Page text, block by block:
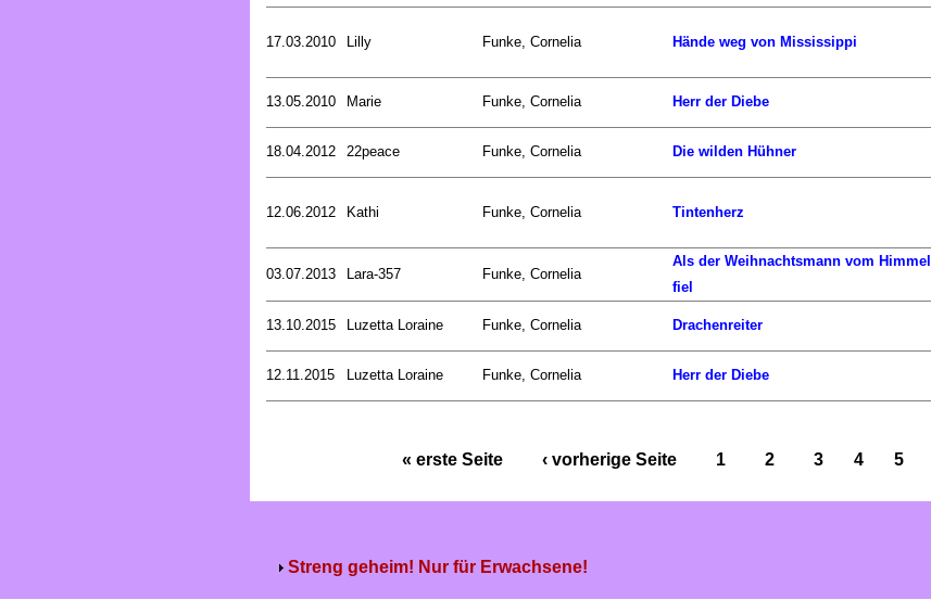
17.03.2010 Lilly Funke, Cornelia Hände weg von Mississippi
13.05.2010 Marie Funke, Cornelia Herr der Diebe
18.04.2012 22peace Funke, Cornelia Die wilden Hühner
12.06.2012 Kathi Funke, Cornelia Tintenherz
03.07.2013 Lara-357 Funke, Cornelia
Als der Weihnachtsmann vom Himmel
fiel
13.10.2015 Luzetta Loraine Funke, Cornelia Drachenreiter
12.11.2015 Luzetta Loraine Funke, Cornelia Herr der Diebe
« erste Seite ‹ vorherige Seite 1 2 3 4 5
Streng geheim! Nur für Erwachsene!